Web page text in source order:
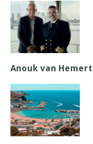
Anouk van Hemert